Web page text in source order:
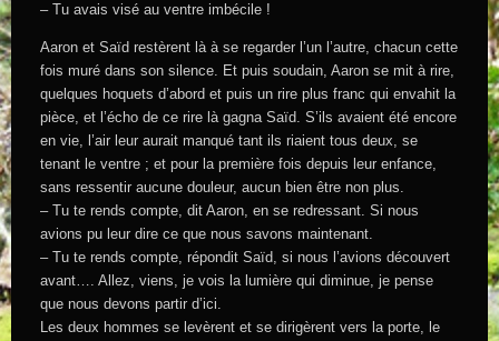
– Tu avais visé au ventre imbécile !
Aaron et Saïd restèrent là à se regarder l’un l’autre, chacun cette
fois muré dans son silence. Et puis soudain, Aaron se mit à rire,
quelques hoquets d’abord et puis un rire plus franc qui envahit la
pièce, et l’écho de ce rire là gagna Saïd. S’ils avaient été encore
en vie, l’air leur aurait manqué tant ils riaient tous deux, se
tenant le ventre ; et pour la première fois depuis leur enfance,
sans ressentir aucune douleur, aucun bien être non plus.
– Tu te rends compte, dit Aaron, en se redressant. Si nous
avions pu leur dire ce que nous savons maintenant.
– Tu te rends compte, répondit Saïd, si nous l’avions découvert
avant…. Allez, viens, je vois la lumière qui diminue, je pense
que nous devons partir d’ici.
Les deux hommes se levèrent et se dirigèrent vers la porte, le